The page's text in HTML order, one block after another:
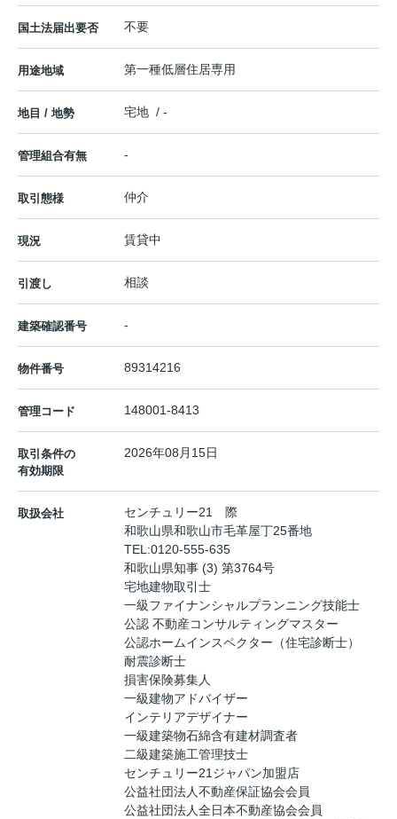
国土法届出要否 不要
用途地域 第一種低層住居専用
地目 / 地勢 宅地 / -
管理組合有無 -
取引態様 仲介
現況 賃貸中
引渡し 相談
建築確認番号 -
物件番号 89314216
管理コード 148001-8413
取引条件の
有効期限
2026年08月15日
取扱会社
センチュリー21 際
和歌山県和歌山市毛革屋丁25番地
TEL:0120-555-635
和歌山県知事 (3) 第3764号
宅地建物取引士
一級ファイナンシャルプランニング技能士
公認 不動産コンサルティングマスター
公認ホームインスペクター（住宅診断士）
耐震診断士
損害保険募集人
一級建物アドバイザー
インテリアデザイナー
一級建築物石綿含有建材調査者
二級建築施工管理技士
センチュリー21ジャパン加盟店
公益社団法人不動産保証協会会員
公益社団法人全日本不動産協会会員